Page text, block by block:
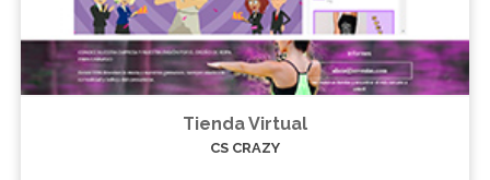
Tienda Virtual
CS CRAZY